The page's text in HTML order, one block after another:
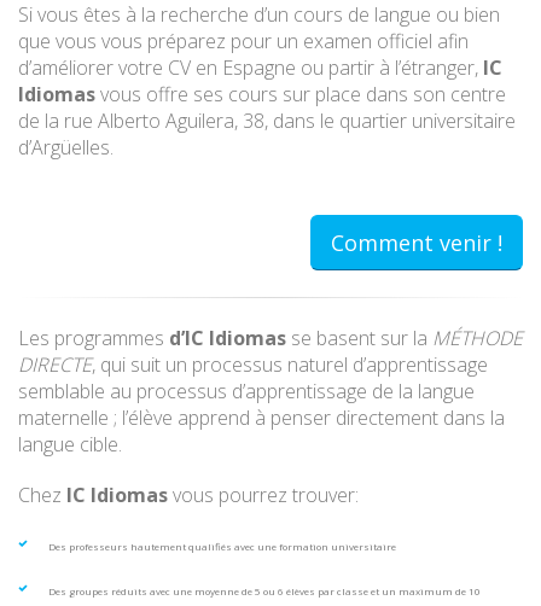
Si vous êtes à la recherche d’un cours de langue ou bien
que vous vous préparez pour un examen officiel afin
d’améliorer votre CV en Espagne ou partir à l’étranger, IC
Idiomasvous offre ses cours sur place dans son centre
de la rue Alberto Aguilera, 38, dans le quartier universitaire
d’Argüelles.
Comment venir !
Les programmes d’IC Idiomas se basent sur la MÉTHODE
DIRECTE, qui suit un processus naturel d’apprentissage
semblable au processus d’apprentissage de la langue
maternelle ; l’élève apprend à penser directement dans la
langue cible.
Chez IC Idiomasvous pourrez trouver:
Des professeurs hautement qualifiés avec une formation universitaire
Des groupes réduits avec une moyenne de 5 ou 6 élèves par classe et un maximum de 10